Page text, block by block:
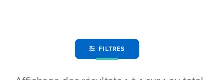
FILTRES